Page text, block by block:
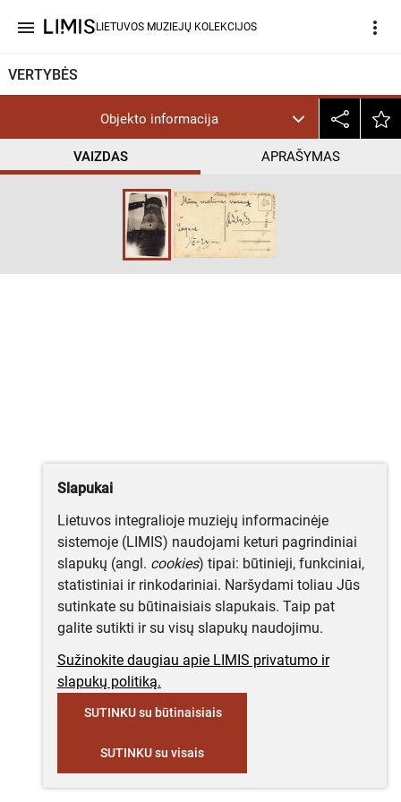
menu LIETUVOS MUZIEJŲ KOLEKCIJOS more_vert
VERTYBĖS
Objekto informacija
VAIZDAS APRAŠYMAS
Slapukai
Lietuvos integralioje muziejų informacinėje
sistemoje (LIMIS) naudojami keturi pagrindiniai
slapukų (angl. cookies) tipai: būtinieji, funkciniai,
statistiniai ir rinkodariniai. Naršydami toliau Jūs
sutinkate su būtinaisiais slapukais. Taip pat
galite sutikti ir su visų slapukų naudojimu.
Sužinokite daugiau apie LIMIS privatumo ir
slapukų politiką.
SUTINKU su būtinaisiais
SUTINKU su visais